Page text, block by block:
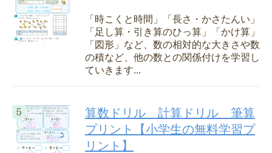
「時こくと時間」「長さ・かさたんい」
「足し算・引き算のひっ算」「かけ算」
「図形」など、数の相対的な大きさや数
の積など、他の数との関係付けを学習し
ていきます...
算数ドリル 計算ドリル 筆算
プリント【小学生の無料学習プ
リント】